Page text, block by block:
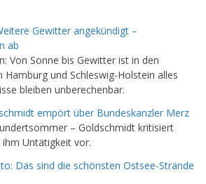
Gewitter angekündigt –
ab
Von Sonne bis Gewitter ist in den
und Schleswig-Holstein alles
bleiben unberechenbar.
empört über Bundeskanzler Merz
– Goldschmidt kritisiert
Untätigkeit vor.
Das sind die schönsten Ostsee-Strände